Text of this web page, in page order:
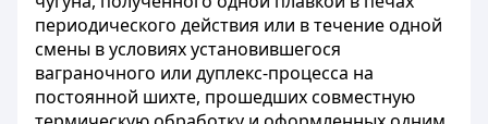
периодического действия или в течение одной
смены в условиях установившегося
ваграночного или дуплекс-процесса на
постоянной шихте, прошедших совместную